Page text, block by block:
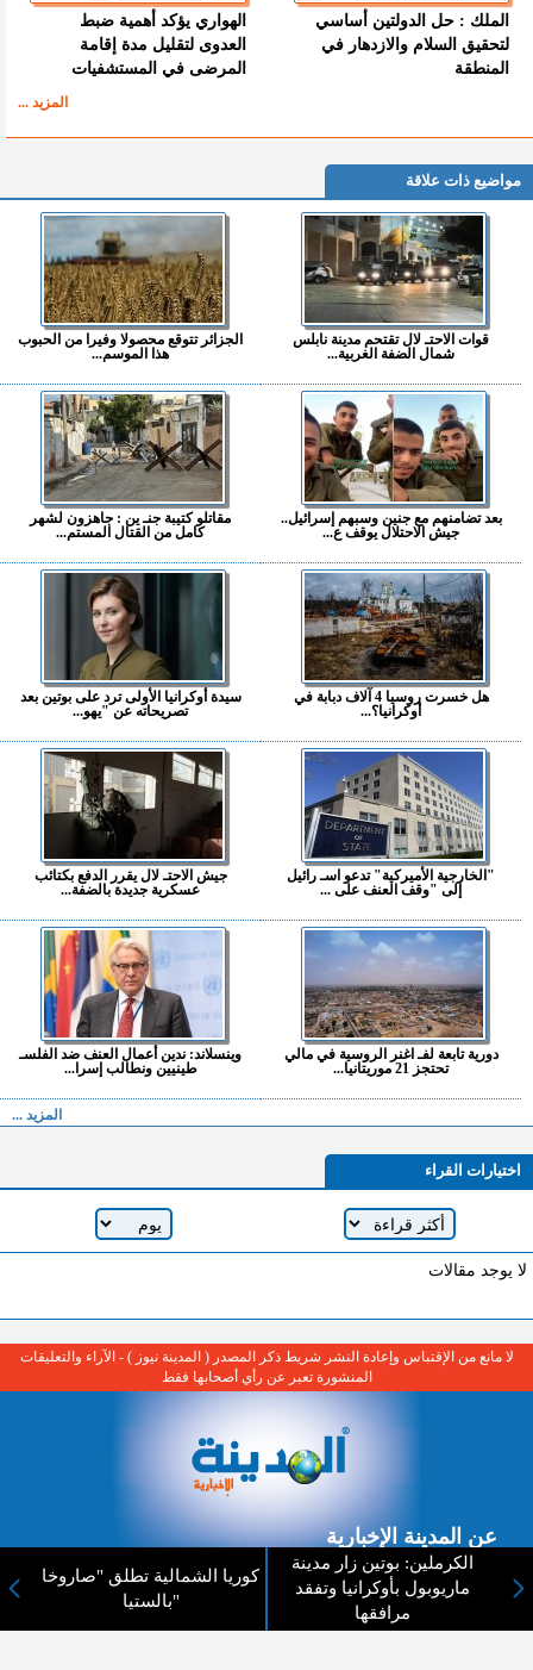
الملك : حل الدولتين أساسي
لتحقيق السلام والازدهار في
المنطقة
الهواري يؤكد أهمية ضبط
العدوى لتقليل مدة إقامة
المرضى في المستشفيات
المزيد ...
مواضيع ذات علاقة
قوات الاحتـ لال تقتحم مدينة نابلس
شمال الضفة الغربية...
الجزائر تتوقع محصولا وفيرا من الحبوب
هذا الموسم...
بعد تضامنهم مع جنين وسبهم إسرائيل..
جيش الاحتلال يوقف ع...
مقاتلو كتيبة جنـ ين : جاهزون لشهر
كامل من القتال المستم...
هل خسرت روسيا 4 آلاف دبابة في
أوكرانيا؟...
سيدة أوكرانيا الأولى ترد على بوتين بعد
تصريحاته عن "يهو...
"الخارجية الأميركية" تدعو اسـ رائيل
إلى "وقف العنف على ...
جيش الاحتـ لال يقرر الدفع بكتائب
عسكرية جديدة بالضفة...
دورية تابعة لفـ اغنر الروسية في مالي
تحتجز 21 موريتانيا...
وينسلاند: ندين أعمال العنف ضد الفلسـ
طينيين ونطالب إسرا...
المزيد ...
اختيارات القراء
لا يوجد مقالات
الكرملين: بوتين زار مدينة
ماريوبول بأوكرانيا وتفقد
مرافقها
كوريا الشمالية تطلق "صاروخا
بالستيا"
لا مانع من الإقتباس وإعادة النشر شريط ذكر المصدر ( المدينة نيوز ) - الآراء والتعليقات
المنشورة تعبر عن رأي أصحابها فقط
عن المدينة الإخبارية
المدينة الإخبارية صحيفة الكترونية شاملة تابعة لشركة قنوات البث
الاردنية تنقل الاخبار المحلية الأردنية وأخبار فلسطين وأبرز الأخبار
العربية والدولية لحظة حدوثها بمهنية رفيعة ليكون العالم بما يجري